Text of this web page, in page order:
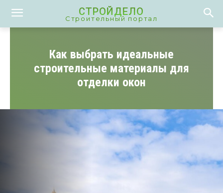
СТРОЙДЕЛО
Строительный портал
Как выбрать идеальные
строительные материалы для
отделки окон